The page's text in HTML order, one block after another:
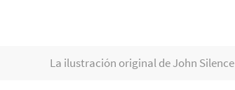
La ilustración original de John Silence